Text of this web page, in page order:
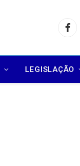
LEGISLAÇÃO